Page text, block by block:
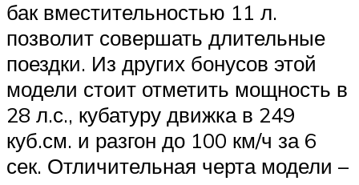
бак вместительностью 11 л.
позволит совершать длительные
поездки. Из других бонусов этой
модели стоит отметить мощность в
28 л.с., кубатуру движка в 249
куб.см. и разгон до 100 км/ч за 6
сек. Отличительная черта модели –